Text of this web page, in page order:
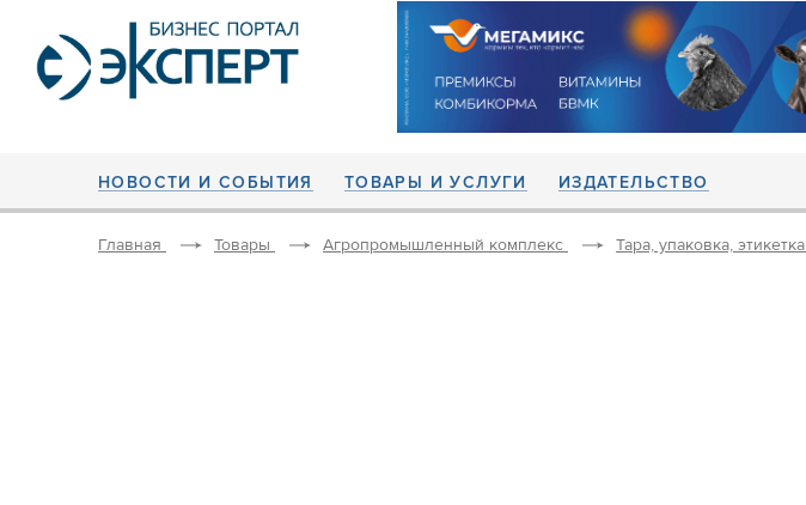
НОВОСТИ И СОБЫТИЯ ТОВАРЫ И УСЛУГИ ИЗДАТЕЛЬСТВО
Главная Товары Агропромышленный комплекс Тара, упаковка, этикетка